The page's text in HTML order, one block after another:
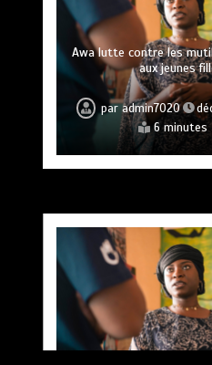
Awa lutte contre les
aux jeunes
paradmin7020
6 minutes